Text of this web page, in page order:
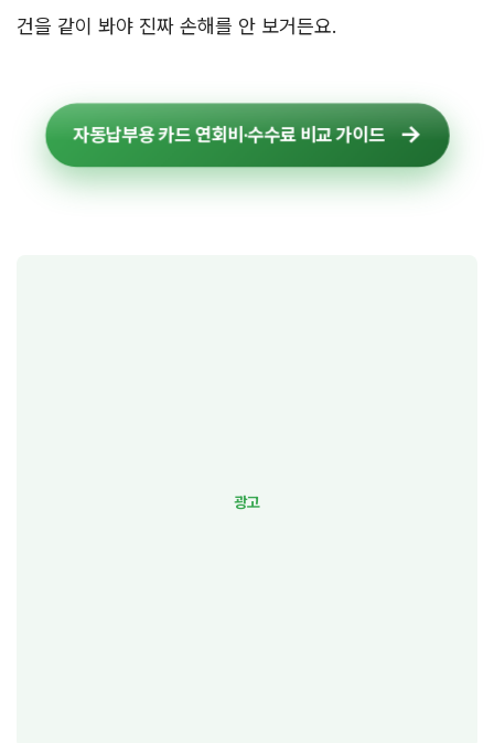
건을 같이 봐야 진짜 손해를 안 보거든요.
자동납부용 카드 연회비·수수료 비교 가이드